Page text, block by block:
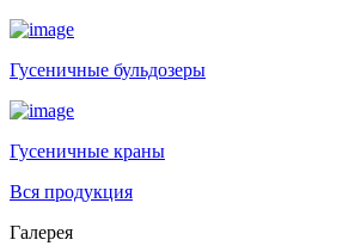
Гусеничные бульдозеры
Гусеничные краны
Вся продукция
Галерея